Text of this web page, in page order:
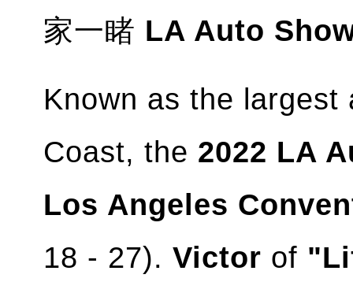
家一睹 LA Auto
Known as the
Coast, the 2022 LA
Los Angeles
18 - 27). Victor of